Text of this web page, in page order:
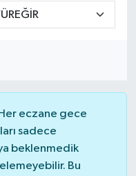
eczane gece
sadece
beklenmedik
Bu